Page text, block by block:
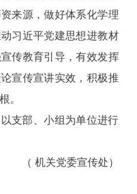
来源，做好体系化学理
习近平党建思想进教材
传教育引导，有效发挥
宣传宣讲实效，积极推
。
支部、小组为单位进行
（ 机关党委宣传处）